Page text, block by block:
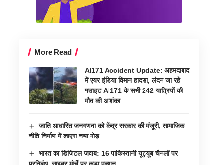
More Read
AI171 Accident Update: अहमदाबाद
में एयर इंडिया विमान हादसा, लंदन जा रहे
फ्लाइट AI171 के सभी 242 यात्रियों की
मौत की आशंका
जाति आधारित जनगणना को केंद्र सरकार की मंजूरी, सामाजिक
नीति निर्माण में लाएगा नया मोड़
भारत का डिजिटल जवाब: 16 पाकिस्तानी यूट्यूब चैनलों पर
प्रतिबंध, साइबर मोर्चे पर कड़ा एक्शन